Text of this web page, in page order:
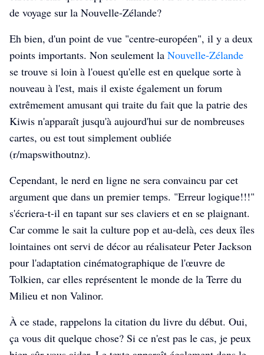
de voyage sur la Nouvelle-Zélande?
Eh bien, d'un point de vue "centre-européen", il y a deux
points importants. Non seulement la Nouvelle-Zélande
se trouve si loin à l'ouest qu'elle est en quelque sorte à
nouveau à l'est, mais il existe également un forum
extrêmement amusant qui traite du fait que la patrie des
Kiwis n'apparaît jusqu'à aujourd'hui sur de nombreuses
cartes, ou est tout simplement oubliée
(r/mapswithoutnz).
Cependant, le nerd en ligne ne sera convaincu par cet
argument que dans un premier temps. "Erreur logique!!!"
s'écriera-t-il en tapant sur ses claviers et en se plaignant.
Car comme le sait la culture pop et au-delà, ces deux îles
lointaines ont servi de décor au réalisateur Peter Jackson
pour l'adaptation cinématographique de l'œuvre de
Tolkien, car elles représentent le monde de la Terre du
Milieu et non Valinor.
À ce stade, rappelons la citation du livre du début. Oui,
ça vous dit quelque chose? Si ce n'est pas le cas, je peux